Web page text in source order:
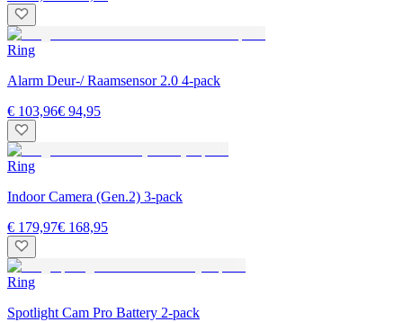
Ring
Alarm Deur-/ Raamsensor 2.0 4-pack
€ 103,96€ 94,95
Ring
Indoor Camera (Gen.2) 3-pack
€ 179,97€ 168,95
Ring
Spotlight Cam Pro Battery 2-pack